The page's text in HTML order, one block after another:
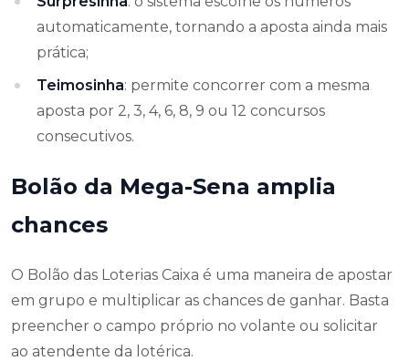
automaticamente, tornando a aposta ainda mais
prática;
Teimosinha: permite concorrer com a mesma
aposta por 2, 3, 4, 6, 8, 9 ou 12 concursos
consecutivos.
Bolão da Mega-Sena amplia
chances
O Bolão das Loterias Caixa é uma maneira de apostar
em grupo e multiplicar as chances de ganhar. Basta
preencher o campo próprio no volante ou solicitar
ao atendente da lotérica.